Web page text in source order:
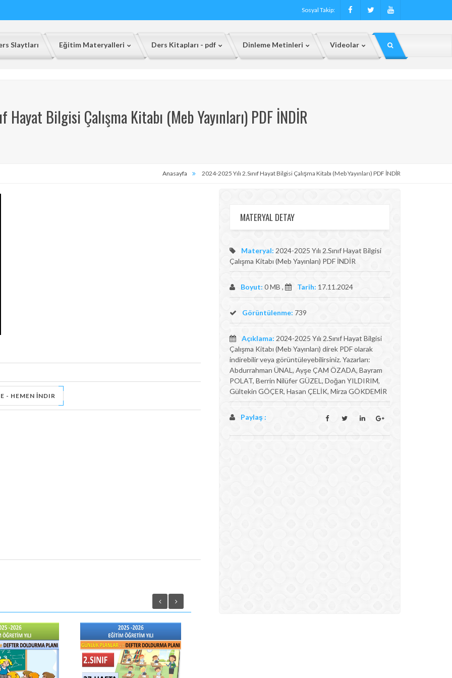
Sosyal Takip:
Slaytları Eğitim Materyalleri Ders Kitapları - pdf Dinleme Metinleri Videolar
Bilgisi Çalışma Kitabı (Meb Yayınları) PDF İNDİR
Anasayfa 2024-2025 Yılı 2.Sınıf Hayat Bilgisi Çalışma Kitabı (Meb Yayınları) PDF İNDİR
- HEMEN İNDIR
MATERYAL DETAY
Materyal: 2024-2025 Yılı 2.Sınıf Hayat Bilgisi
Çalışma Kitabı (Meb Yayınları) PDF İNDİR
Boyut: 0 MB , Tarih: 17.11.2024
Görüntülenme: 739
Açıklama: 2024-2025 Yılı 2.Sınıf Hayat Bilgisi
Çalışma Kitabı (Meb Yayınları) direk PDF olarak
indirebilir veya görüntüleyebilirsiniz. Yazarları:
Abdurrahman ÜNAL, Ayşe ÇAM ÖZADA, Bayram
POLAT, Berrin Nilüfer GÜZEL, Doğan YILDIRIM,
Gültekin GÖÇER, Hasan ÇELİK, Mirza GÖKDEMİR
Paylaş :